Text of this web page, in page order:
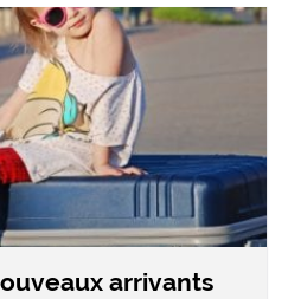
arrivants